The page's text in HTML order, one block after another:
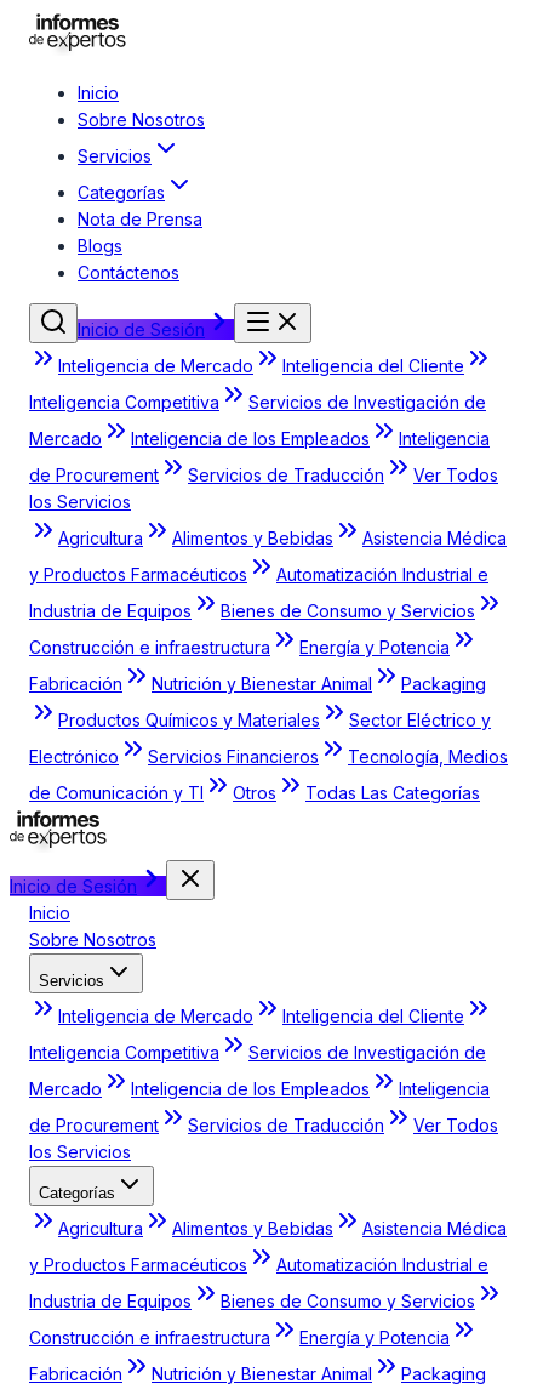
Inicio
Sobre Nosotros
Servicios
Categorías
Nota de Prensa
Blogs
Contáctenos
Inicio de Sesión
Inteligencia de Mercado
Inteligencia del Cliente
Inteligencia Competitiva
Servicios de Investigación de
Mercado
Inteligencia de los Empleados
Inteligencia
de Procurement
Servicios de Traducción
Ver Todos
los Servicios
Agricultura
Alimentos y Bebidas
Asistencia Médica
y Productos Farmacéuticos
Automatización Industrial e
Industria de Equipos
Bienes de Consumo y Servicios
Construcción e infraestructura
Energía y Potencia
Fabricación
Nutrición y Bienestar Animal
Packaging
Productos Químicos y Materiales
Sector Eléctrico y
Electrónico
Servicios Financieros
Tecnología, Medios
de Comunicación y TI
Otros Todas Las Categorías
Inicio de Sesión
Inicio
Sobre Nosotros
Servicios
Inteligencia de Mercado
Inteligencia del Cliente
Inteligencia Competitiva
Servicios de Investigación de
Mercado
Inteligencia de los Empleados
Inteligencia
de Procurement
Servicios de Traducción
Ver Todos
los Servicios
Categorías
Agricultura Alimentos y Bebidas
Asistencia Médica
y Productos Farmacéuticos
Automatización Industrial e
Industria de Equipos
Bienes de Consumo y Servicios
Construcción e infraestructura
Energía y Potencia
Fabricación
Nutrición y Bienestar Animal
Packaging